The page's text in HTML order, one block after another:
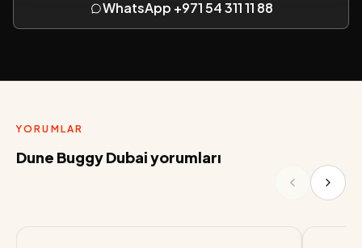
WhatsApp +971 54 311 11 88
YORUMLAR
Dune Buggy Dubai yorumları